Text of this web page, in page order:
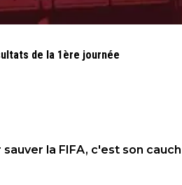
de la 1ère journée
sauver la FIFA, c'est son